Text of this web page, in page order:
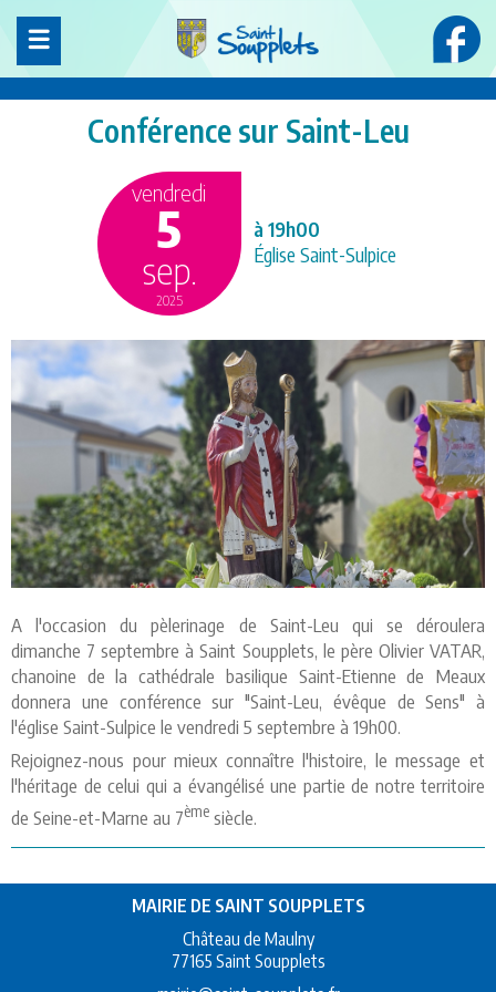
Conférence sur Saint-Leu
5
sep.
2025
vendredi
à 19h00
Église Saint-Sulpice
A l'occasion du pèlerinage de Saint-Leu qui se déroulera
dimanche 7 septembre à Saint Soupplets, le père Olivier VATAR,
chanoine de la cathédrale basilique Saint-Etienne de Meaux
donnera une conférence sur "Saint-Leu, évêque de Sens" à
l'église Saint-Sulpice le vendredi 5 septembre à 19h00.
Rejoignez-nous pour mieux connaître l'histoire, le message et
l'héritage de celui qui a évangélisé une partie de notre territoire
de Seine-et-Marne au 7ème siècle.
MAIRIE DE SAINT SOUPPLETS
Château de Maulny
77165 Saint Soupplets
Panneau de gestion des cookies